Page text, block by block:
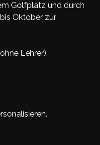
Golfplatz und durch
Oktober zur
Lehrer).